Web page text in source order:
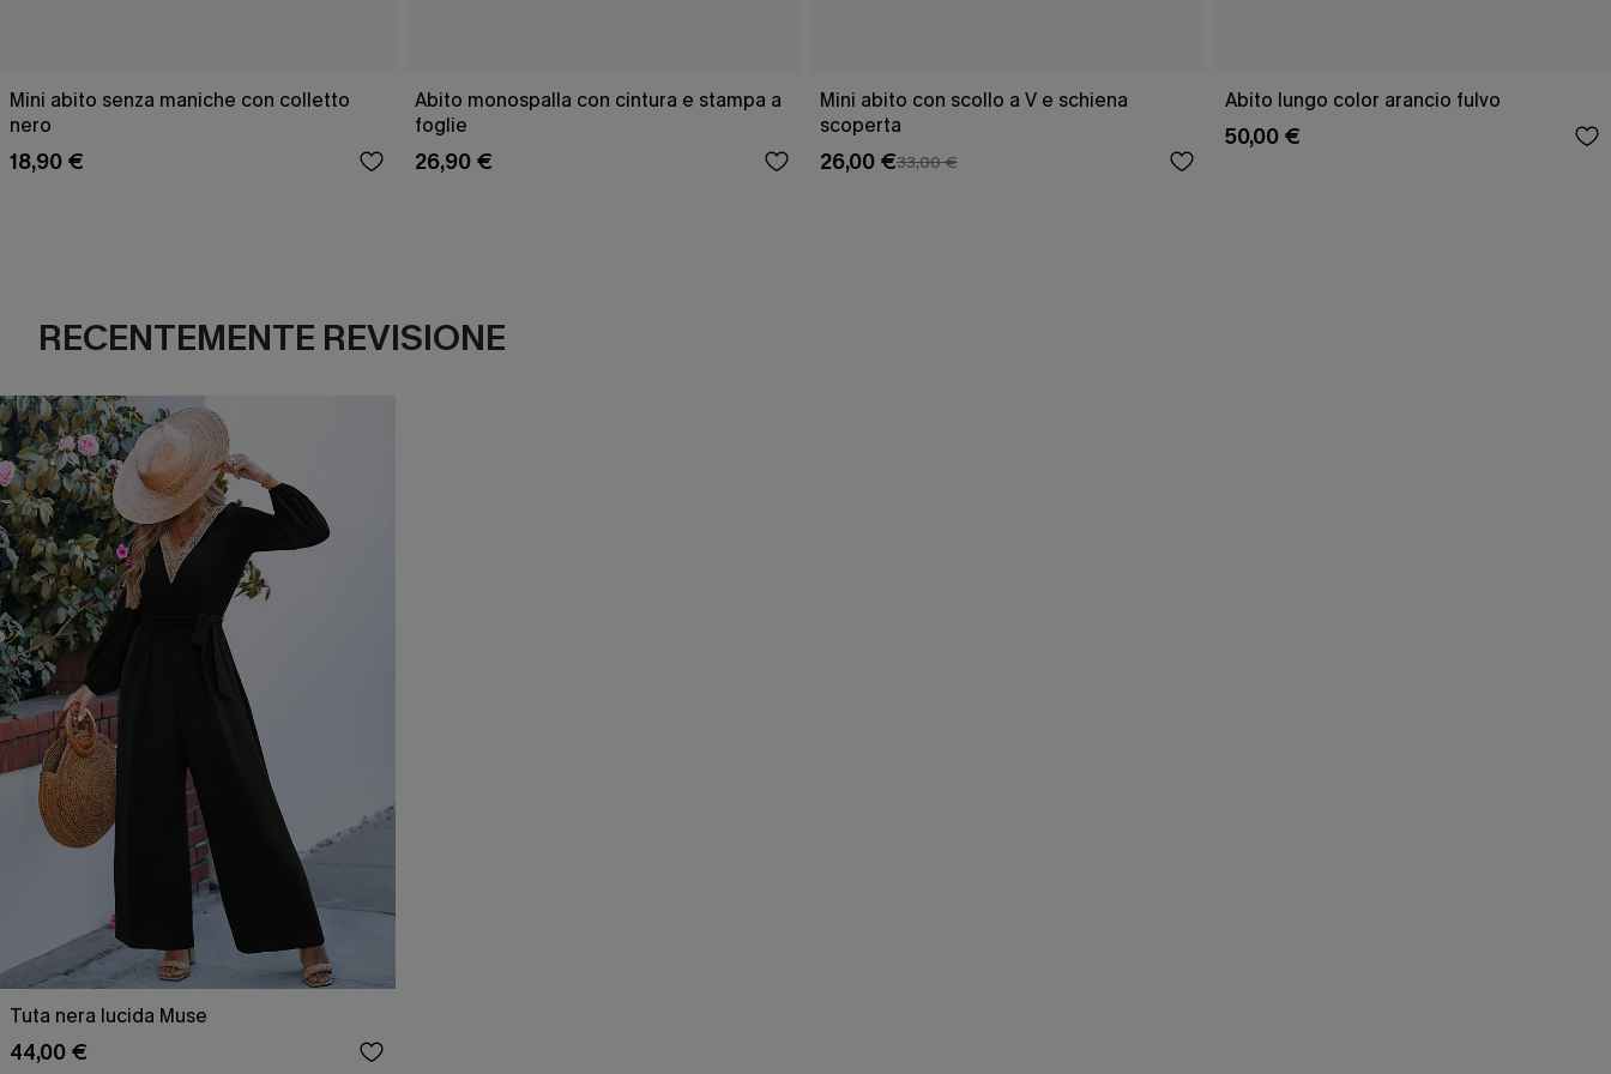
Mini abito senza maniche con colletto
nero
18,90 €
Abito monospalla con cintura e stampa a
foglie
26,90 €
Mini abito con scollo a V e schiena
scoperta
26,00 €33,00 €
Abito lungo color arancio fulvo
50,00 €
RECENTEMENTE REVISIONE
Tuta nera lucida Muse
44,00 €